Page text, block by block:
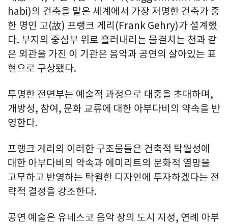
habi)의 건축을 맡은 세계에서 가장 저명한 건축가 중
한 명인 고(故) 프랭크 게리(Frank Gehry)가 설계했
다. 부지의 중심부 위로 흘러내리는 물결치는 천과 같
은 외관을 가진 이 기관은 음악과 공연의 살아있는 표
현으로 구상됐다.
투명한 전면부는 예술적 과정으로 대중을 초대하며,
개방성, 참여, 문화 교류에 대한 아부다비의 약속을 반
영한다.
프랭크 게리의 이러한 구조물들은 건축적 탁월성에
대한 아부다비의 약속과 에미리트의 문화적 열망을
고무하고 반영하는 탁월한 디자인에 투자하겠다는 전
략적 결정을 강조한다.
공연 예술은 유네스코 음악 창의 도시 지정, 연례 아부